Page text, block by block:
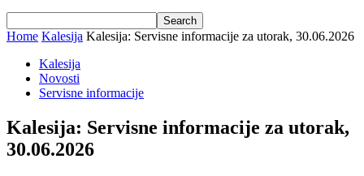
Home Kalesija Kalesija: Servisne informacije za utorak, 30.06.2026
Kalesija
Novosti
Servisne informacije
Kalesija: Servisne informacije za utorak,
30.06.2026